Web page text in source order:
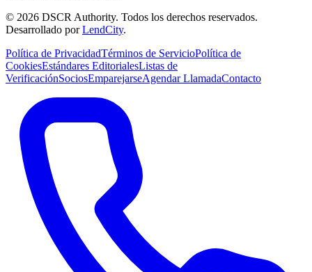
© 2026 DSCR Authority. Todos los derechos reservados.
Desarrollado por LendCity.
Política de PrivacidadTérminos de ServicioPolítica de
CookiesEstándares EditorialesListas de
VerificaciónSociosEmparejarseAgendar LlamadaContacto